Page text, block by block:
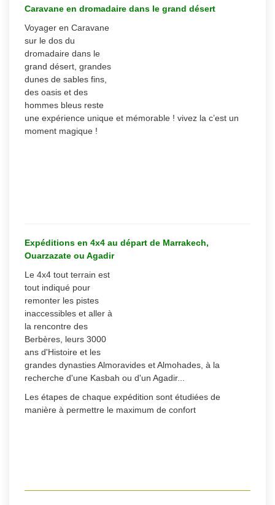
Caravane en dromadaire dans le grand désert
Voyager en Caravane
sur le dos du
dromadaire dans le
grand désert, grandes
dunes de sables fins,
des oasis et des
hommes bleus reste
une expérience unique et mémorable ! vivez la c’est un
moment magique !
Expéditions en 4x4 au départ de Marrakech,
Ouarzazate ou Agadir
Le 4x4 tout terrain est
tout indiqué pour
remonter les pistes
inaccessibles et aller à
la rencontre des
Berbères, leurs 3000
ans d'Histoire et les
grandes dynasties Almoravides et Almohades, à la
recherche d'une Kasbah ou d'un Agadir...
Les étapes de chaque expédition sont étudiées de
manière à permettre le maximum de confort